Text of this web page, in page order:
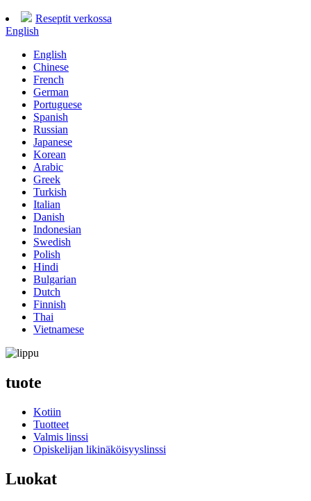
Reseptit verkossa
English
English
Chinese
French
German
Portuguese
Spanish
Russian
Japanese
Korean
Arabic
Greek
Turkish
Italian
Danish
Indonesian
Swedish
Polish
Hindi
Bulgarian
Dutch
Finnish
Thai
Vietnamese
tuote
Kotiin
Tuotteet
Valmis linssi
Opiskelijan likinäköisyyslinssi
Luokat